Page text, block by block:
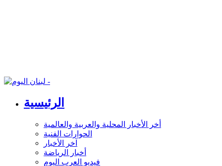
الرئيسية
أخر الأخبار المحلية والعربية والعالمية
الحوارات الفنية
آخر الأخبار
أخبار الرياضة
فيديو العرب اليوم